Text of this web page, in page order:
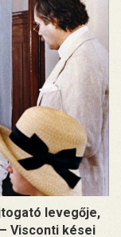
levegője,
Visconti kései